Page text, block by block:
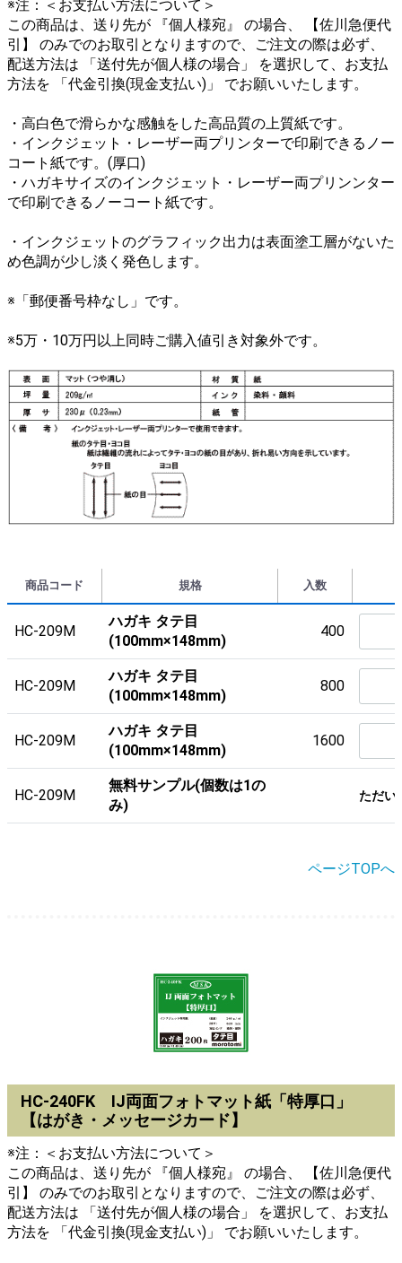
※注：＜お支払い方法について＞
この商品は、送り先が 『個人様宛』 の場合、 【佐川急便代
引】 のみでのお取引となりますので、ご注文の際は必ず、
配送方法は 「送付先が個人様の場合」 を選択して、お支払
方法を 「代金引換(現金支払い)」 でお願いいたします。
・高白色で滑らかな感触をした高品質の上質紙です。
・インクジェット・レーザー両プリンターで印刷できるノー
コート紙です。(厚口)
・ハガキサイズのインクジェット・レーザー両プリンンター
で印刷できるノーコート紙です。
・インクジェットのグラフィック出力は表面塗工層がないた
め色調が少し淡く発色します。
※「郵便番号枠なし」です。
※5万・10万円以上同時ご購入値引き対象外です。
商品コード 規格 入数
HC-209M
ハガキ タテ目
(100mm×148mm)
400
HC-209M
ハガキ タテ目
(100mm×148mm)
800
HC-209M
ハガキ タテ目
(100mm×148mm)
1600
HC-209M
無料サンプル(個数は1の
み)
ただい
ページTOPへ
HC-240FK IJ両面フォトマット紙「特厚口」
【はがき・メッセージカード】
※注：＜お支払い方法について＞
この商品は、送り先が 『個人様宛』 の場合、 【佐川急便代
引】 のみでのお取引となりますので、ご注文の際は必ず、
配送方法は 「送付先が個人様の場合」 を選択して、お支払
方法を 「代金引換(現金支払い)」 でお願いいたします。